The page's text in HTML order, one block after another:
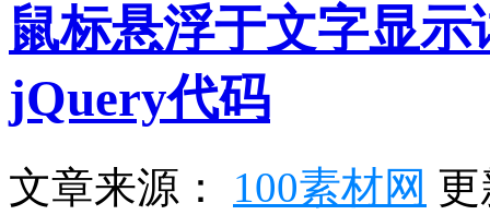
鼠标悬浮于文字显
jQuery代码
文章来源： 100素材网